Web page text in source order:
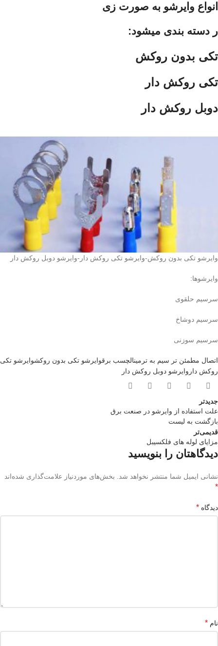
انواع وایرشو به صورت زی
ر دسته بندی میشود:
تکی بدون روکش
تکی روکش دار
دوبل روکش دار
وایرشو تکی بدون روکش-وایرشو تکی روکش دار-وایرشو دوبل روکش دار
وایرشوها:
سرسیم حلقوی
سرسیم دوشاخ
سرسیم سوزنی
اتصال مطمئن تر سیم به ترمینالچسب برقوایرشو تکی بدون روکشوایرشو تکی
روکش دار وایرشو دوبل روکش دار
جدیدتر
علت استفاده از وایرشو در صنعت برق
بازگشت به لیست
قدیمی‌تر
مزایای لوله های فلکسیبل
دیدگاهتان را بنویسید
نشانی ایمیل شما منتشر نخواهد شد. بخش‌های موردنیاز علامت‌گذاری شده‌اند
*
دیدگاه *
نام *